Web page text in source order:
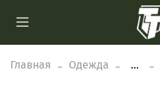
Главная Одежда ...